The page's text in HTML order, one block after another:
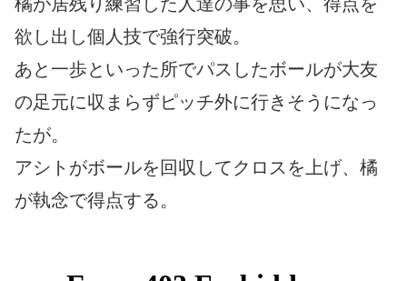
欲し出し個人技で強行突破。
あと一歩といった所でパスしたボールが大友
の足元に収まらずピッチ外に行きそうになっ
たが。
アシトがボールを回収してクロスを上げ、橘
が執念で得点する。